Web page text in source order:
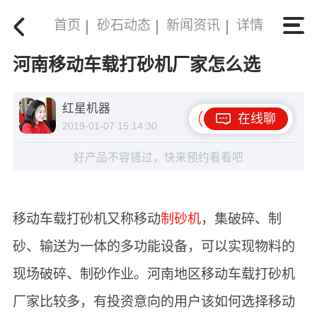
首页 砂石动态 新闻资讯 详情
河南移动车载打砂机厂家怎么选
红星机器
2019-01-07 15:14:30
在线聊
好产品不容错过，快来预约看看吧
移动车载打砂机又称移动制砂机，集破碎、制
砂、输送为一体的多功能设备，可以实现物料的
现场破碎、制砂作业。河南地区移动车载打砂机
厂家比较多，有投资意向的用户该如何选择移动